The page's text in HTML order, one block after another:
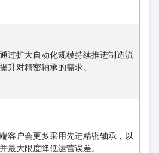
过扩大自动化规模持续推进制造流
升对精密轴承的需求。
客户会更多采用先进精密轴承，以
最大限度降低运营误差。